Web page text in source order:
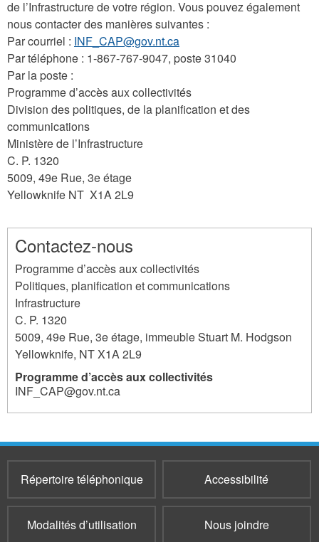
de l’Infrastructure de votre région. Vous pouvez également
nous contacter des manières suivantes :
Par courriel : INF_CAP@gov.nt.ca
Par téléphone : 1-867-767-9047, poste 31040
Par la poste :
Programme d’accès aux collectivités
Division des politiques, de la planification et des
communications
Ministère de l’Infrastructure
C. P. 1320
5009, 49e Rue, 3e étage
Yellowknife NT X1A 2L9
Contactez-nous
Programme d’accès aux collectivités
Politiques, planification et communications
Infrastructure
C. P. 1320
5009, 49e Rue, 3e étage, immeuble Stuart M. Hodgson
Yellowknife, NTX1A 2L9
Programme d’accès aux collectivités
INF_CAP@gov.nt.ca
Répertoire téléphonique Accessibilité
Modalités d’utilisation Nous joindre